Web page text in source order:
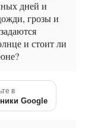
дней и
грозы и
и стоит ли
в
Google